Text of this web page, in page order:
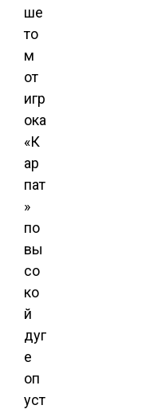
ше
то
м
от
игр
ока
«К
ар
пат
»
по
вы
со
ко
й
дуг
е
оп
уст